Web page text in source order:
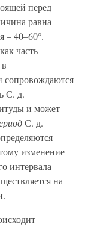
перед
равна
– 40–60°.
часть
сопровождаются
С. д.
и может
С. д.
изменение
интервала
на